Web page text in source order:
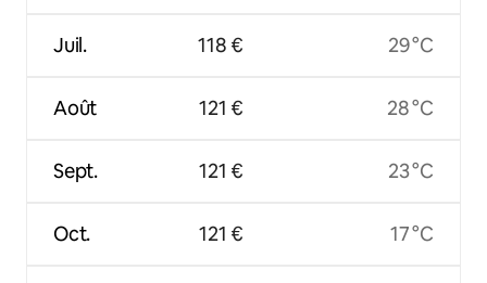
Juil.
Août
Sept.
Oct.
118 €
121 €
121 €
121 €
29 °C
28 °C
23 °C
17 °C